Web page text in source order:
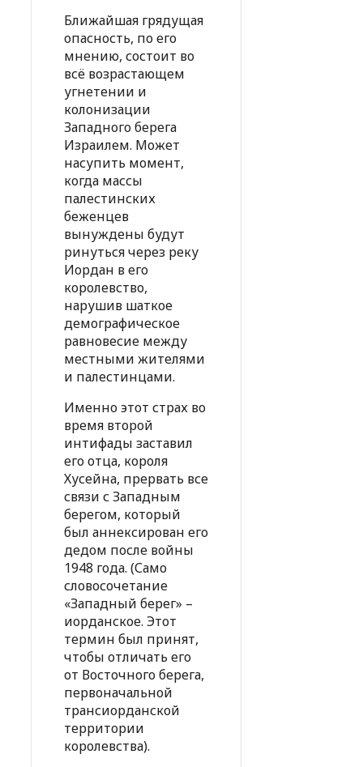
Ближайшая грядущая
опасность, по его
мнению, состоит во
всё возрастающем
угнетении и
колонизации
Западного берега
Израилем. Может
насупить момент,
когда массы
палестинских
беженцев
вынуждены будут
ринуться через реку
Иордан в его
королевство,
нарушив шаткое
демографическое
равновесие между
местными жителями
и палестинцами.
Именно этот страх во
время второй
интифады заставил
его отца, короля
Хусейна, прервать все
связи с Западным
берегом, который
был аннексирован его
дедом после войны
1948 года. (Само
словосочетание
«Западный берег» –
иорданское. Этот
термин был принят,
чтобы отличать его
от Восточного берега,
первоначальной
трансиорданской
территории
королевства).